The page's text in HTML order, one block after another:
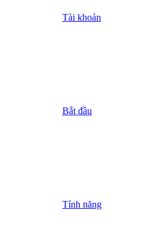
Tài khoản
Bắt đầu
Tính năng